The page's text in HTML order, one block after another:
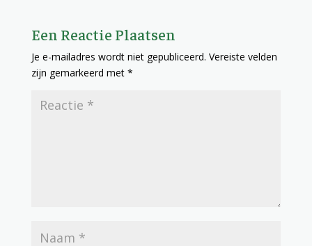
Een Reactie Plaatsen
Je e-mailadres wordt niet gepubliceerd. Vereiste velden
zijn gemarkeerd met *